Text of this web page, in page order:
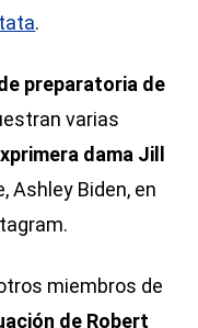
.
preparatoria de
varias
dama Jill
Ashley Biden, en
miembros de
de Robert